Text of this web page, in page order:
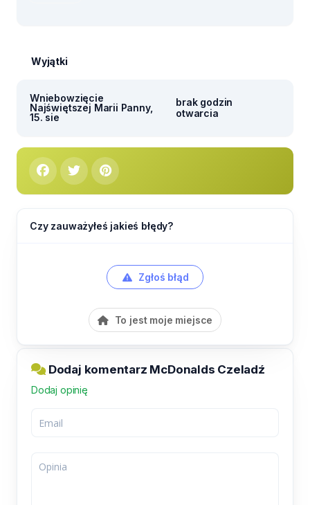
Wyjątki
Wniebowzięcie
Najświętszej Marii Panny,
15. sie
brak godzin
otwarcia
Czy zauważyłeś jakieś błędy?
Zgłoś błąd
To jest moje miejsce
Dodaj komentarz McDonalds Czeladź
Dodaj opinię